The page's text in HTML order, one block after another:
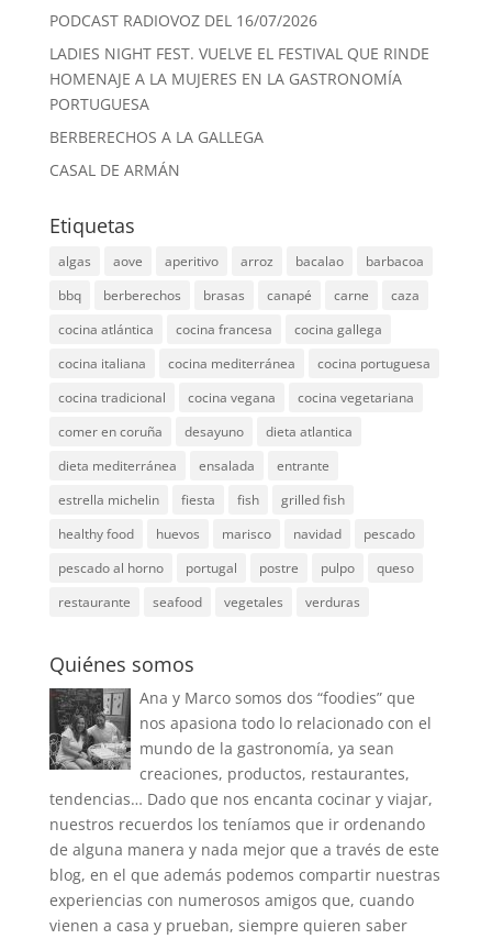
PODCAST RADIOVOZ DEL 16/07/2026
LADIES NIGHT FEST. VUELVE EL FESTIVAL QUE RINDE
HOMENAJE A LA MUJERES EN LA GASTRONOMÍA
PORTUGUESA
BERBERECHOS A LA GALLEGA
CASAL DE ARMÁN
Etiquetas
algas aove aperitivo arroz bacalao
barbacoa
bbq
berberechos brasas canapé carne
caza
cocina atlántica
cocina francesa
cocina gallega
cocina italiana
cocina mediterránea
cocina portuguesa
cocina tradicional
cocina vegana
cocina vegetariana
comer en coruña
desayuno
dieta atlantica
dieta mediterránea
ensalada
entrante
estrella michelin
fiesta fish
grilled fish
healthy food
huevos marisco navidad
pescado
pescado al horno
portugal postre pulpo
queso
restaurante
seafood vegetales verduras
Quiénes somos
Ana y Marco somos dos “foodies” que
nos apasiona todo lo relacionado con el
mundo de la gastronomía, ya sean
creaciones, productos, restaurantes,
tendencias… Dado que nos encanta cocinar y viajar,
nuestros recuerdos los teníamos que ir ordenando
de alguna manera y nada mejor que a través de este
blog, en el que además podemos compartir nuestras
experiencias con numerosos amigos que, cuando
vienen a casa y prueban, siempre quieren saber